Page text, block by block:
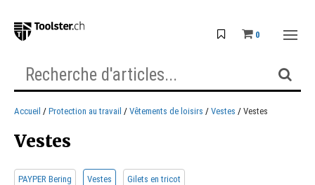
0
Accueil Protection au travail Vêtements de loisirs Vestes Vestes
Vestes
PAYPER Bering Vestes Gilets en tricot